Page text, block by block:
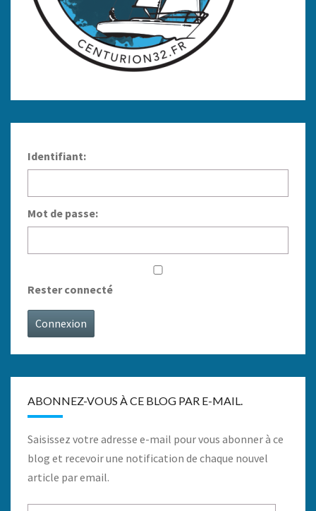
Identifiant:
Mot de passe:
Rester connecté
Connexion
ABONNEZ-VOUS À CE BLOG PAR E-MAIL.
Saisissez votre adresse e-mail pour vous abonner à ce
blog et recevoir une notification de chaque nouvel
article par email.